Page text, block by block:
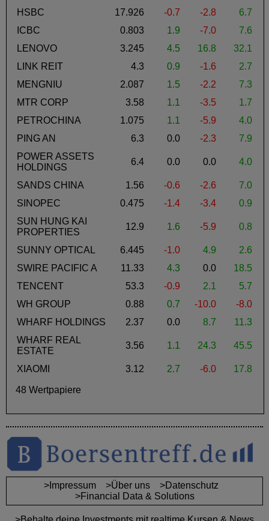
HSBC 17.926 -0.7 -2.8
6.7
ICBC
0.803 1.9 -7.0
7.6
LENOVO
3.245 4.5 16.8 32.1
LINK REIT
4.3 0.9 -1.6
2.7
MENGNIU
2.087 1.5 -2.2
7.3
MTR CORP
3.58 1.1 -3.5
1.7
PETROCHINA
1.075 1.1 -5.9
4.0
PING AN
6.3 0.0 -2.3 7.9
POWER ASSETS
HOLDINGS
6.4 0.0 0.0 4.0
SANDS CHINA 1.56 -0.6 -2.6 7.0
SINOPEC
0.475 -1.4 -3.4
0.9
SUN HUNG KAI
PROPERTIES
12.9 1.6 -5.9 0.8
SUNNY OPTICAL 6.445 -1.0 4.9 2.6
SWIRE PACIFIC A
11.33 4.3 0.0
18.5
TENCENT
53.3 -0.9 2.1
5.7
WH GROUP
0.88 0.7 -10.0 -8.0
WHARF HOLDINGS
2.37 0.0 8.7 11.3
WHARF REAL
ESTATE
3.56 1.1 24.3 45.5
XIAOMI 3.12 2.7 -6.0 17.8
48 Wertpapiere
>Impressum >Über uns
>Datenschutz
>Financial Data & Solutions